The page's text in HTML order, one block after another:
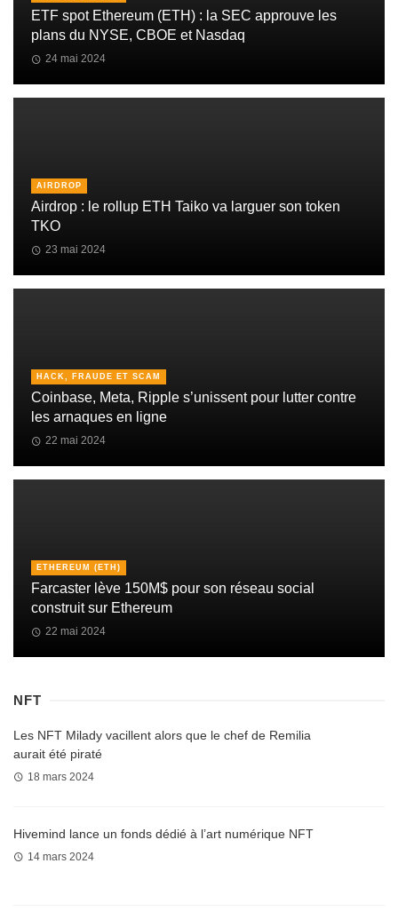
ETF spot Ethereum (ETH) : la SEC approuve les
plans du NYSE, CBOE et Nasdaq
24 mai 2024
AIRDROP
Airdrop : le rollup ETH Taiko va larguer son token
TKO
23 mai 2024
HACK, FRAUDE ET SCAM
Coinbase, Meta, Ripple s’unissent pour lutter contre
les arnaques en ligne
22 mai 2024
ETHEREUM (ETH)
Farcaster lève 150M$ pour son réseau social
construit sur Ethereum
22 mai 2024
NFT
Les NFT Milady vacillent alors que le chef de Remilia
aurait été piraté
18 mars 2024
Hivemind lance un fonds dédié à l’art numérique NFT
14 mars 2024